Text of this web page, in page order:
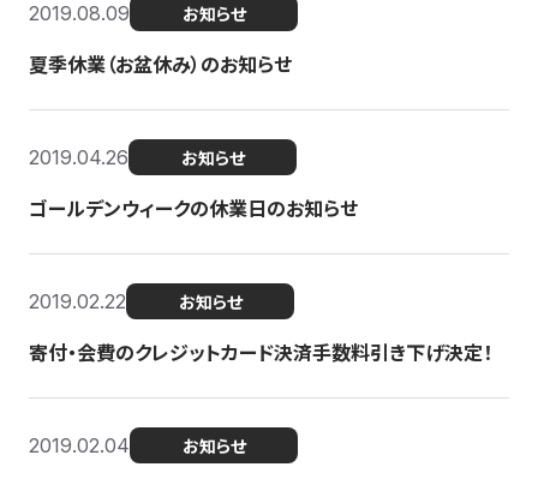
2019.08.09 お知らせ
夏季休業（お盆休み）のお知らせ
2019.04.26 お知らせ
ゴールデンウィークの休業日のお知らせ
2019.02.22 お知らせ
寄付・会費のクレジットカード決済手数料引き下げ決定！
2019.02.04 お知らせ